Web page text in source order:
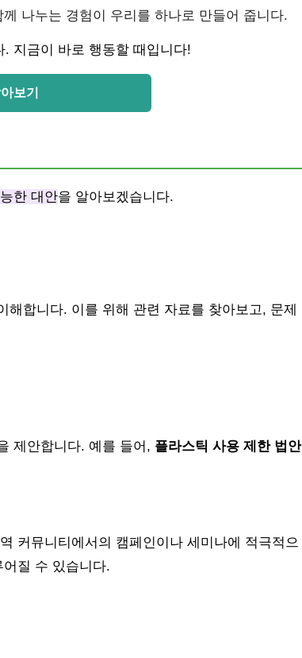
나누는 경험이 우리를 하나로 만들어 줍니다.
지금이 바로 행동할 때입니다!
보기
한 대안을 알아보겠습니다.
합니다. 이를 위해 관련 자료를 찾아보고, 문제
제안합니다. 예를 들어, 플라스틱 사용 제한 법안
커뮤니티에서의 캠페인이나 세미나에 적극적으
질 수 있습니다.